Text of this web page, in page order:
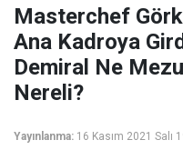
Masterchef
Ana Kadroya
Demiral Ne
Nereli?
Yayınlanma: 16 Kasım 2021 Salı